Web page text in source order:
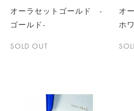
オーラセットゴールド -
ゴールド-
SOLD OUT
オ
ホ